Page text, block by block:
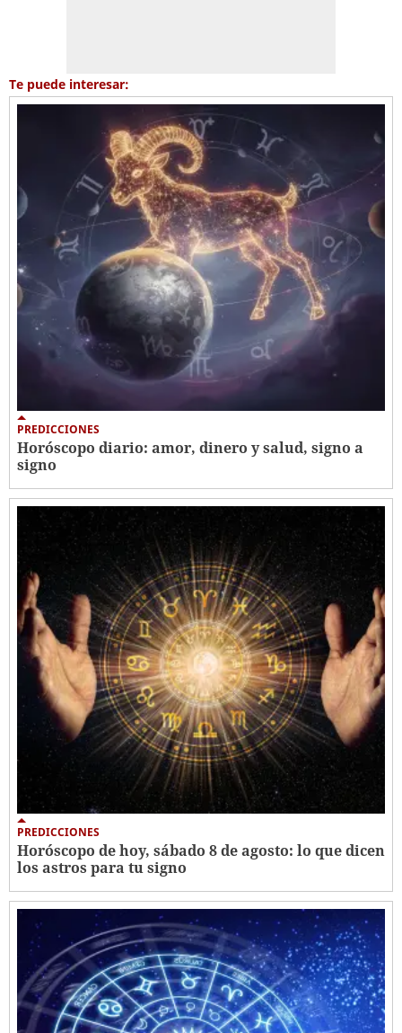
Te puede interesar:
PREDICCIONES
Horóscopo diario: amor, dinero y salud, signo a
signo
PREDICCIONES
Horóscopo de hoy, sábado 8 de agosto: lo que dicen
los astros para tu signo